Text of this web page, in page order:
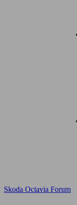
Skoda Octavia Forum